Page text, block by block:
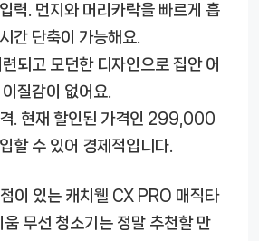
력.
먼지와 머리카락을 빠르게 흡
간 단축이 가능해요.
되고 모던한 디자인으로 집안 어
질감이 없어요.
. 현재 할인된 가격인 299,000
할 수 있어 경제적입니다.
이 있는 캐치웰 CX PRO 매직타
무선 청소기는 정말 추천할 만